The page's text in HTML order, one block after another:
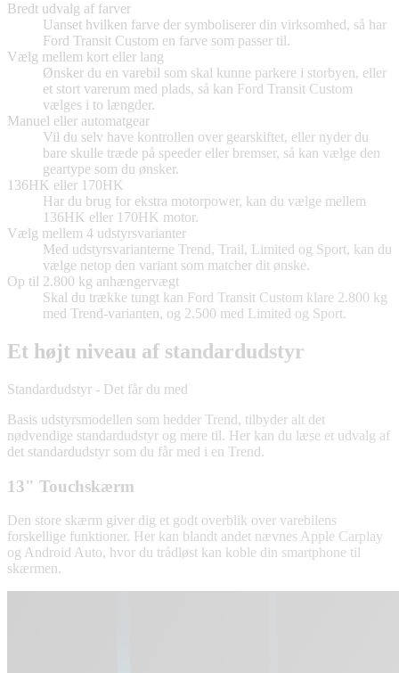
Bredt udvalg af farver
Uanset hvilken farve der symboliserer din virksomhed, så har
Ford Transit Custom en farve som passer til.
Vælg mellem kort eller lang
Ønsker du en varebil som skal kunne parkere i storbyen, eller
et stort varerum med plads, så kan Ford Transit Custom
vælges i to længder.
Manuel eller automatgear
Vil du selv have kontrollen over gearskiftet, eller nyder du
bare skulle træde på speeder eller bremser, så kan vælge den
geartype som du ønsker.
136HK eller 170HK
Har du brug for ekstra motorpower, kan du vælge mellem
136HK eller 170HK motor.
Vælg mellem 4 udstyrsvarianter
Med udstyrsvarianterne Trend, Trail, Limited og Sport, kan du
vælge netop den variant som matcher dit ønske.
Op til 2.800 kg anhængervægt
Skal du trække tungt kan Ford Transit Custom klare 2.800 kg
med Trend-varianten, og 2.500 med Limited og Sport.
Et højt niveau af standardudstyr
Standardudstyr - Det får du med
Basis udstyrsmodellen som hedder Trend, tilbyder alt det
nødvendige standardudstyr og mere til. Her kan du læse et udvalg af
det standardudstyr som du får med i en Trend.
13" Touchskærm
Den store skærm giver dig et godt overblik over varebilens
forskellige funktioner. Her kan blandt andet nævnes Apple Carplay
og Android Auto, hvor du trådløst kan koble din smartphone til
skærmen.